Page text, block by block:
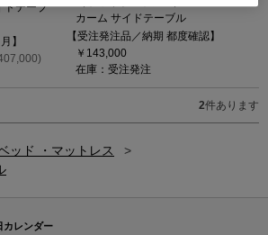
ドテーブ
】
カーム サイドテーブル
【受注発注品／納期 都度確認】
￥143,000
在庫：受注発注
2件あります
ッド ・マットレス
>
カレンダー